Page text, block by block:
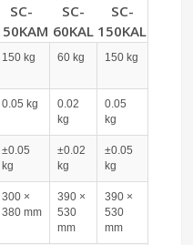
SC-
SC-
60KAL
SC-
150KAL
150 kg 60 kg 150 kg
0.05 kg
0.02
kg
0.05
kg
±0.05
kg
±0.02
kg
±0.05
kg
300 ×
380 mm
390 ×
530
mm
390 ×
530
mm